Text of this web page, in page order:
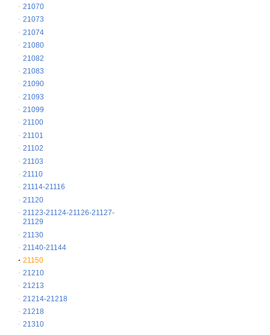
21070
21073
21074
21080
21082
21083
21090
21093
21099
21100
21101
21102
21103
21110
21114-21116
21120
21123-21124-21126-21127-
21129
21130
21140-21144
21150
21210
21213
21214-21218
21218
21310